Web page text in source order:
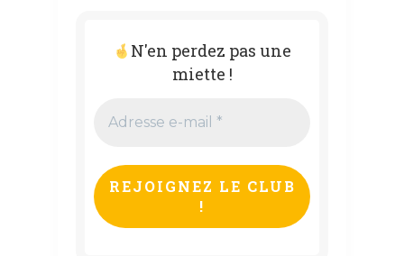
N'en perdez pas une
miette !
e-
*